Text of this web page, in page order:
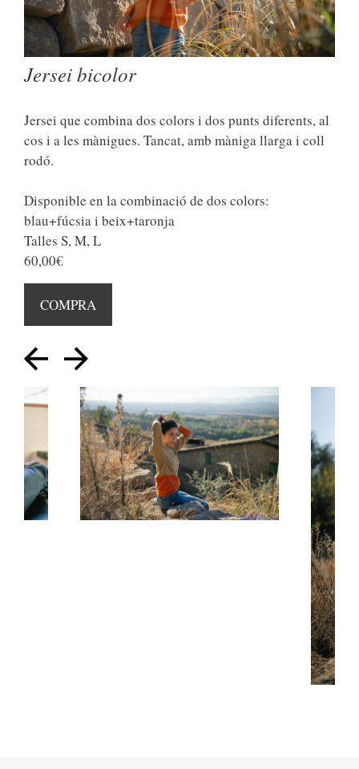
Jersei bicolor
Jersei que combina dos colors i dos punts diferents, al
cos i a les mànigues. Tancat, amb màniga llarga i coll
rodó.
Disponible en la combinació de dos colors:
blau+fúcsia i beix+taronja
Talles S, M, L
60,00€
COMPRA